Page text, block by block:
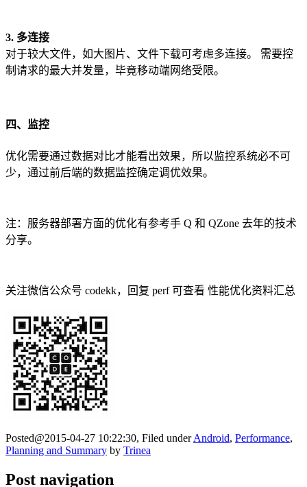
3. 多连接
对于较大文件，如大图片、文件下载可考虑多连接。 需要控
制请求的最大并发量，毕竟移动端网络受限。
四、监控
优化需要通过数据对比才能看出效果，所以监控系统必不可
少，通过前后端的数据监控确定调优效果。
注：服务器部署方面的优化有参考手 Q 和 QZone 去年的技术
分享。
关注微信公众号 codekk，回复 perf 可查看 性能优化资料汇总
Posted@2015-04-27 10:22:30, Filed underAndroid, Performance,
Planning and Summary by Trinea
Post navigation